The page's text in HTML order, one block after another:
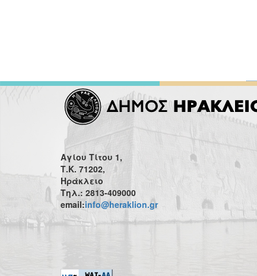
Αγίου Τίτου 1,
Τ.Κ. 71202,
Ηράκλειο
Τηλ.: 2813-409000
email:info@heraklion.gr